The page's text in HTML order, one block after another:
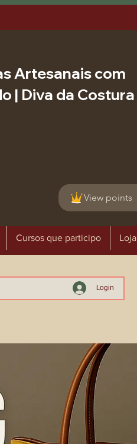
Artesanais com
| Diva da Costura
View points
Cursos que participo Loja
Login